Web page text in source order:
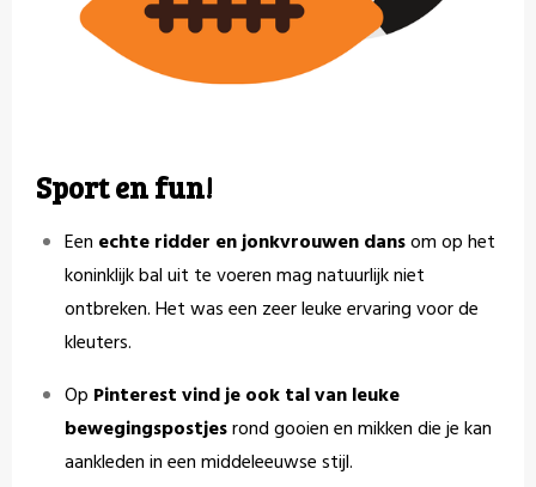
Sport en fun!
Een echte ridder en jonkvrouwen dansom op het
koninklijk bal uit te voeren mag natuurlijk niet
ontbreken. Het was een zeer leuke ervaring voor de
kleuters.
Op Pinterest vind je ook tal van leuke
bewegingspostjesrond gooien en mikken die je kan
aankleden in een middeleeuwse stijl.